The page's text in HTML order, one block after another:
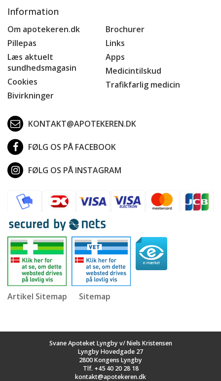
Information
Om apotekeren.dk
Pillepas
Læs aktuelt
sundhedsmagasin
Cookies
Bivirkninger
Brochurer
Links
Apps
Medicintilskud
Trafikfarlig medicin
KONTAKT@APOTEKEREN.DK
FØLG OS PÅ FACEBOOK
FØLG OS PÅ INSTAGRAM
Artikel Sitemap Sitemap
Svane Apoteket Lyngby v/ Niels Kristensen
Lyngby Hovedgade 27
2800 Kongens Lyngby
Tlf. +45 40 20 28 18
kontakt@apotekeren.dk